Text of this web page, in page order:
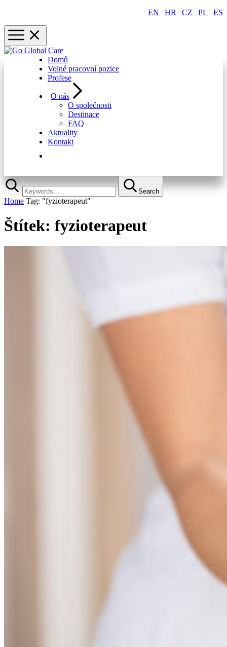
EN HR CZ PL ES
Domů
Volné pracovní pozice
Profese
O nás
O společnosti
Destinace
FAQ
Aktuality
Kontakt
Search
Home Tag: "fyzioterapeut"
Štítek: fyzioterapeut